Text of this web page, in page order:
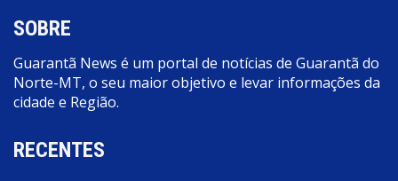
SOBRE
Guarantã News é um portal de notícias de Guarantã do
Norte-MT, o seu maior objetivo e levar informações da
cidade e Região.
RECENTES